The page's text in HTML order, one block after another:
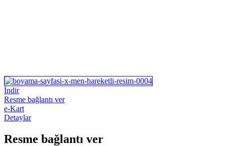
İndir
Resme bağlantı ver
e-Kart
Detaylar
Resme bağlantı ver